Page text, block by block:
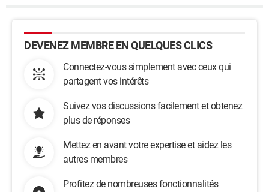
DEVENEZ MEMBRE EN QUELQUES CLICS
Connectez-vous simplement avec ceux qui
partagent vos intérêts
Suivez vos discussions facilement et obtenez
plus de réponses
Mettez en avant votre expertise et aidez les
autres membres
Profitez de nombreuses fonctionnalités